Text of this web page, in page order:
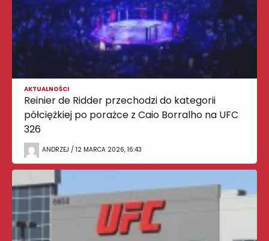
AKTUALNOŚCI
Reinier de Ridder przechodzi do kategorii
półciężkiej po porażce z Caio Borralho na UFC
326
ANDRZEJ / 12 MARCA 2026, 16:43